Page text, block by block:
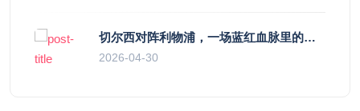
切尔西对阵利物浦，一场蓝红血脉里的恩怨与忠诚
2026-04-30